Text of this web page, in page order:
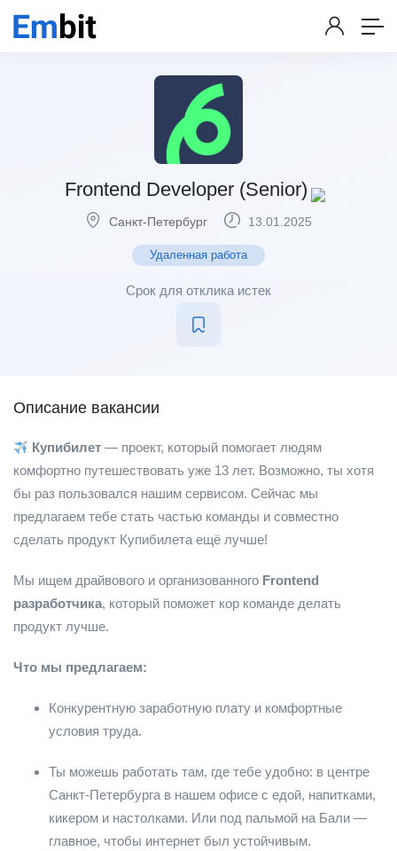
Frontend Developer (Senior)
Санкт-Петербург 13.01.2025
Удаленная работа
Срок для отклика истек
Описание вакансии
Купибилет — проект, который помогает людям
комфортно путешествовать уже 13 лет. Возможно, ты хотя
бы раз пользовался нашим сервисом. Сейчас мы
предлагаем тебе стать частью команды и совместно
сделать продукт Купибилета ещё лучше!
Мы ищем драйвового и организованного Frontend
разработчика, который поможет кор команде делать
продукт лучше.
Что мы предлагаем:
Конкурентную заработную плату и комфортные
условия труда.
Ты можешь работать там, где тебе удобно: в центре
Санкт-Петербурга в нашем офисе с едой, напитками,
кикером и настолками. Или под пальмой на Бали —
главное, чтобы интернет был устойчивым.